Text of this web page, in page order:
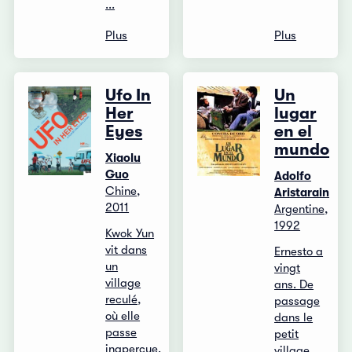
...
Plus Plus
Ufo In
Her
Eyes
Xiaolu
Guo
Chine,
2011
Kwok Yun
vit dans
un
village
reculé,
où elle
passe
inaperçue.
Un
lugar
en el
mundo
Adolfo
Aristarain
Argentine,
1992
Ernesto a
vingt
ans. De
passage
dans le
petit